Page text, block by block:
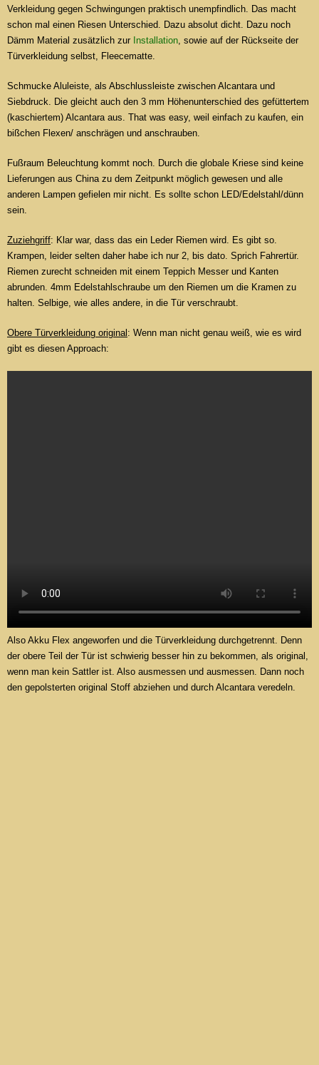
Verkleidung gegen Schwingungen praktisch unempfindlich. Das macht
schon mal einen Riesen Unterschied. Dazu absolut dicht. Dazu noch
Dämm Material zusätzlich zur Installation, sowie auf der Rückseite der
Türverkleidung selbst, Fleecematte.
Schmucke Aluleiste, als Abschlussleiste zwischen Alcantara und
Siebdruck. Die gleicht auch den 3 mm Höhenunterschied des gefüttertem
(kaschiertem) Alcantara aus. That was easy, weil einfach zu kaufen, ein
bißchen Flexen/ anschrägen und anschrauben.
Fußraum Beleuchtung kommt noch. Durch die globale Kriese sind keine
Lieferungen aus China zu dem Zeitpunkt möglich gewesen und alle
anderen Lampen gefielen mir nicht. Es sollte schon LED/Edelstahl/dünn
sein.
Zuziehgriff: Klar war, dass das ein Leder Riemen wird. Es gibt so.
Krampen, leider selten daher habe ich nur 2, bis dato. Sprich Fahrertür.
Riemen zurecht schneiden mit einem Teppich Messer und Kanten
abrunden. 4mm Edelstahlschraube um den Riemen um die Kramen zu
halten. Selbige, wie alles andere, in die Tür verschraubt.
Obere Türverkleidung original : Wenn man nicht genau weiß, wie es wird
gibt es diesen Approach:
Also Akku Flex angeworfen und die Türverkleidung durchgetrennt. Denn
der obere Teil der Tür ist schwierig besser hin zu bekommen, als original,
wenn man kein Sattler ist. Also ausmessen und ausmessen. Dann noch
den gepolsterten original Stoff abziehen und durch Alcantara veredeln.